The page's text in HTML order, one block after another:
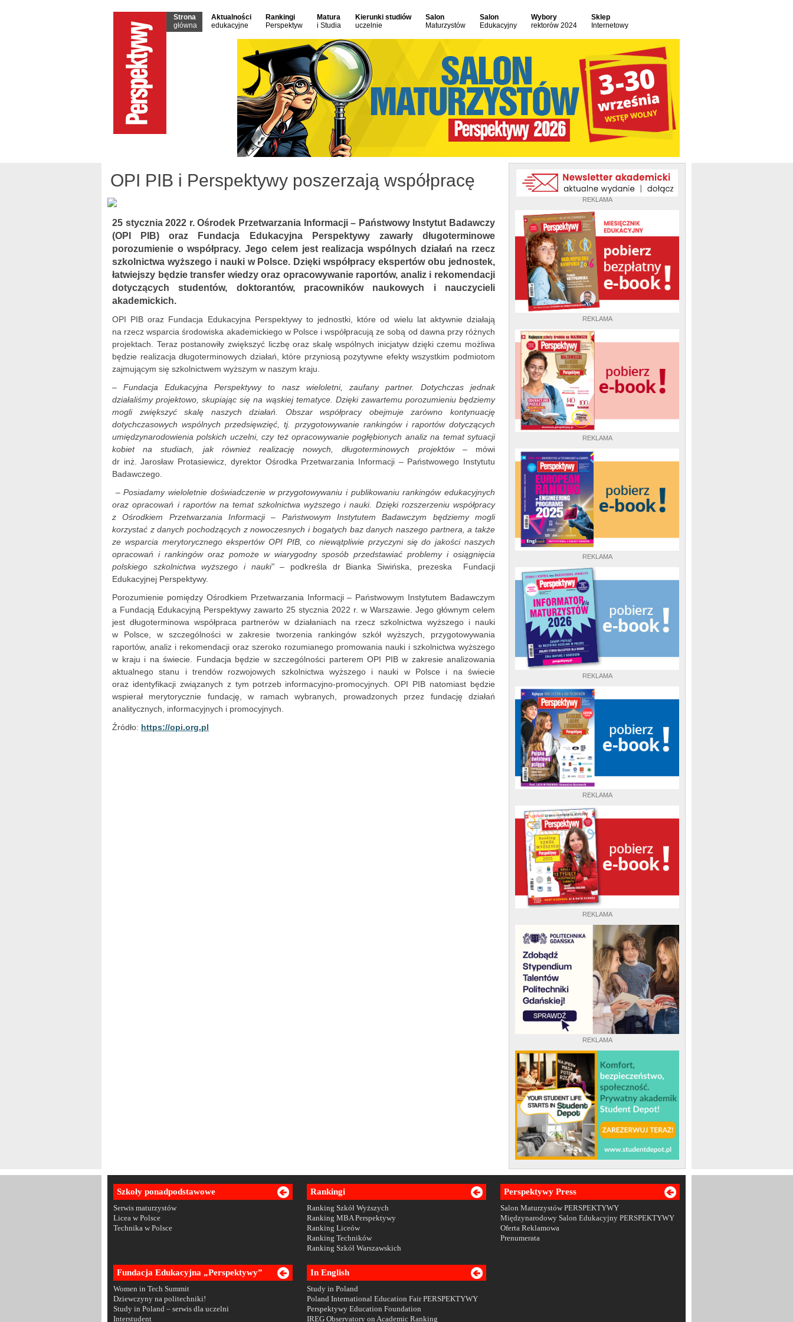
Strona
główna
Aktualności
edukacyjne
Rankingi
Perspektyw
Matura
i Studia
Kierunki studiów
uczelnie
Salon
Maturzystów
Salon
Edukacyjny
Wybory
rektorów 2024
Sklep
Internetowy
REKLAMA
REKLAMA
REKLAMA
REKLAMA
REKLAMA
REKLAMA
REKLAMA
REKLAMA
OPI PIB i Perspektywy poszerzają współpracę
25 stycznia 2022 r. Ośrodek Przetwarzania Informacji – Państwowy Instytut Badawczy
(OPI PIB) oraz Fundacja Edukacyjna Perspektywy zawarły długoterminowe
porozumienie o współpracy. Jego celem jest realizacja wspólnych działań na rzecz
szkolnictwa wyższego i nauki w Polsce. Dzięki współpracy ekspertów obu jednostek,
łatwiejszy będzie transfer wiedzy oraz opracowywanie raportów, analiz i rekomendacji
dotyczących studentów, doktorantów, pracowników naukowych i nauczycieli
akademickich.
OPI PIB oraz Fundacja Edukacyjna Perspektywy to jednostki, które od wielu lat aktywnie działają
na rzecz wsparcia środowiska akademickiego w Polsce i współpracują ze sobą od dawna przy różnych
projektach. Teraz postanowiły zwiększyć liczbę oraz skalę wspólnych inicjatyw dzięki czemu możliwa
będzie realizacja długoterminowych działań, które przyniosą pozytywne efekty wszystkim podmiotom
zajmującym się szkolnictwem wyższym w naszym kraju.
–Fundacja Edukacyjna Perspektywy to nasz wieloletni, zaufany partner. Dotychczas jednak
działaliśmy projektowo, skupiając się na wąskiej tematyce. Dzięki zawartemu porozumieniu będziemy
mogli zwiększyć skalę naszych działań. Obszar współpracy obejmuje zarówno kontynuację
dotychczasowych wspólnych przedsięwzięć, tj. przygotowywanie rankingów i raportów dotyczących
umiędzynarodowienia polskich uczelni, czy też opracowywanie pogłębionych analiz na temat sytuacji
kobiet na studiach, jak również realizację nowych, długoterminowych projektów – mówi
dr inż. Jarosław Protasiewicz, dyrektor Ośrodka Przetwarzania Informacji – Państwowego Instytutu
Badawczego.
– Posiadamy wieloletnie doświadczenie w przygotowywaniu i publikowaniu rankingów edukacyjnych
oraz opracowań i raportów na temat szkolnictwa wyższego i nauki. Dzięki rozszerzeniu współpracy
z Ośrodkiem Przetwarzania Informacji – Państwowym Instytutem Badawczym będziemy mogli
korzystać z danych pochodzących z nowoczesnych i bogatych baz danych naszego partnera, a także
ze wsparcia merytorycznego ekspertów OPI PIB, co niewątpliwie przyczyni się do jakości naszych
opracowań i rankingów oraz pomoże w wiarygodny sposób przedstawiać problemy i osiągnięcia
polskiego szkolnictwa wyższego i nauki” – podkreśla dr Bianka Siwińska, prezeska Fundacji
Edukacyjnej Perspektywy.
Porozumienie pomiędzy Ośrodkiem Przetwarzania Informacji – Państwowym Instytutem Badawczym
a Fundacją Edukacyjną Perspektywy zawarto 25 stycznia 2022 r. w Warszawie. Jego głównym celem
jest długoterminowa współpraca partnerów w działaniach na rzecz szkolnictwa wyższego i nauki
w Polsce, w szczególności w zakresie tworzenia rankingów szkół wyższych, przygotowywania
raportów, analiz i rekomendacji oraz szeroko rozumianego promowania nauki i szkolnictwa wyższego
w kraju i na świecie. Fundacja będzie w szczególności parterem OPI PIB w zakresie analizowania
aktualnego stanu i trendów rozwojowych szkolnictwa wyższego i nauki w Polsce i na świecie
oraz identyfikacji związanych z tym potrzeb informacyjno-promocyjnych. OPI PIB natomiast będzie
wspierał merytorycznie fundację, w ramach wybranych, prowadzonych przez fundację działań
analitycznych, informacyjnych i promocyjnych.
Źródło: https://opi.org.pl
Szkoły ponadpodstawowe
Serwis maturzystów
Licea w Polsce
Technika w Polsce
Rankingi
Ranking Szkół Wyższych
Ranking MBA Perspektywy
Ranking Liceów
Ranking Techników
Ranking Szkół Warszawskich
Perspektywy Press
Salon Maturzystów PERSPEKTYWY
Międzynarodowy Salon Edukacyjny PERSPEKTYWY
Oferta Reklamowa
Prenumerata
Fundacja Edukacyjna „Perspektywy”
Women in Tech Summit
Dziewczyny na politechniki!
Study in Poland – serwis dla uczelni
Interstudent
In English
Study in Poland
Poland International Education Fair PERSPEKTYWY
Perspektywy Education Foundation
IREG Observatory on Academic Ranking